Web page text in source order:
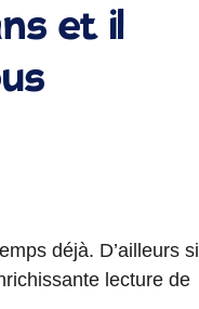
et il
déjà. D’ailleurs si
lecture de